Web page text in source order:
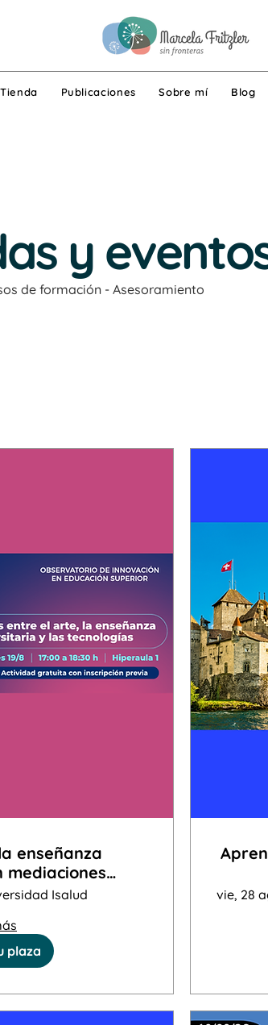
Tienda Publicaciones Sobre mí Blog
y
de formación - Asesoramiento
enseñanza
mediaciones
y lúdicas".
Isalud
plaza
vie, 28